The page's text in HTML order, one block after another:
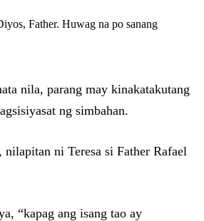
Father. Huwag na po sanang
nila, parang may kinakatakutang
ng simbahan.
nilapitan ni Teresa si Father Rafael
“kapag ang isang tao ay